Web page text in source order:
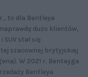
to dla Bentleya
dużo klientów,
stał się
szacownej brytyjskiej
W 2021 r. Bentayga
Bentleya